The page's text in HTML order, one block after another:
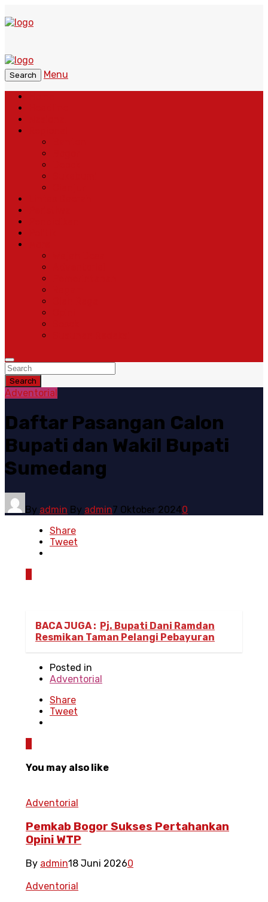
Search
Menu
Search
Adventorial
Daftar Pasangan Calon
Bupati dan Wakil Bupati
Sumedang
By admin By admin7 Oktober 20240
Share
Tweet
BACA JUGA : Pj. Bupati Dani Ramdan
Resmikan Taman Pelangi Pebayuran
Posted in
Adventorial
Share
Tweet
You may also like
Adventorial
Pemkab Bogor Sukses Pertahankan
Opini WTP
By admin18 Juni 20260
Adventorial